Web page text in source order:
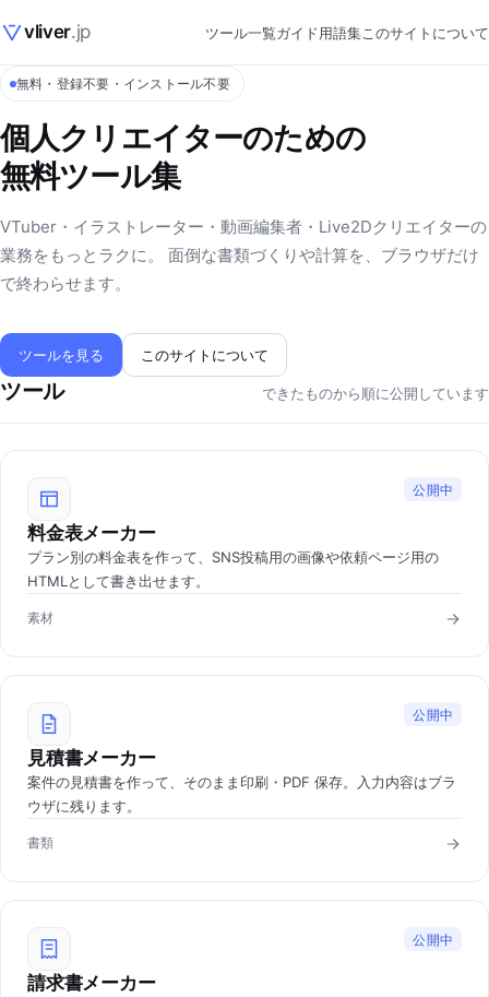
vliver.jp ツール一覧ガイド用語集このサイトについて
無料・登録不要・インストール不要
個人クリエイターのための
無料ツール集
VTuber・イラストレーター・動画編集者・Live2Dクリエイターの
業務をもっとラクに。 面倒な書類づくりや計算を、ブラウザだけ
で終わらせます。
ツールを見る このサイトについて
ツール できたものから順に公開しています
公開中
料金表メーカー
プラン別の料金表を作って、SNS投稿用の画像や依頼ページ用の
HTMLとして書き出せます。
素材
公開中
見積書メーカー
案件の見積書を作って、そのまま印刷・PDF 保存。入力内容はブラ
ウザに残ります。
書類
公開中
請求書メーカー